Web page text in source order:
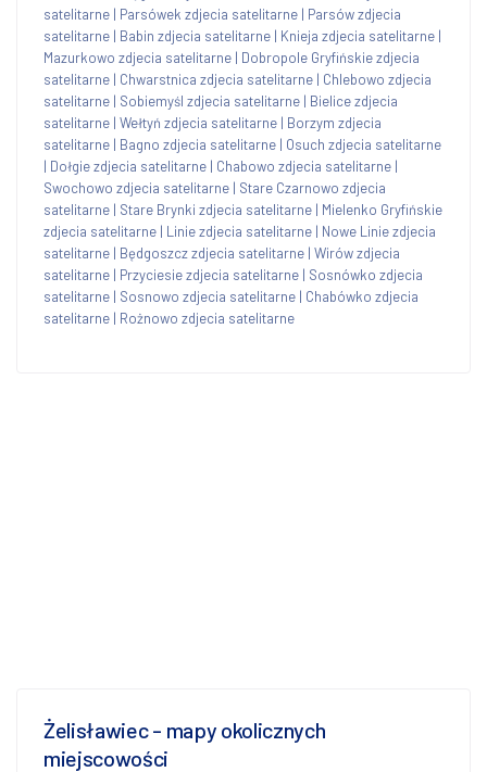
satelitarne | Parsówek zdjecia satelitarne | Parsów zdjecia
satelitarne | Babin zdjecia satelitarne | Knieja zdjecia satelitarne |
Mazurkowo zdjecia satelitarne | Dobropole Gryfińskie zdjecia
satelitarne | Chwarstnica zdjecia satelitarne | Chlebowo zdjecia
satelitarne | Sobiemyśl zdjecia satelitarne | Bielice zdjecia
satelitarne | Wełtyń zdjecia satelitarne | Borzym zdjecia
satelitarne | Bagno zdjecia satelitarne | Osuch zdjecia satelitarne
| Dołgie zdjecia satelitarne | Chabowo zdjecia satelitarne |
Swochowo zdjecia satelitarne | Stare Czarnowo zdjecia
satelitarne | Stare Brynki zdjecia satelitarne | Mielenko Gryfińskie
zdjecia satelitarne | Linie zdjecia satelitarne | Nowe Linie zdjecia
satelitarne | Będgoszcz zdjecia satelitarne | Wirów zdjecia
satelitarne | Przyciesie zdjecia satelitarne | Sosnówko zdjecia
satelitarne | Sosnowo zdjecia satelitarne | Chabówko zdjecia
satelitarne | Rożnowo zdjecia satelitarne
Żelisławiec - mapy okolicznych
miejscowości